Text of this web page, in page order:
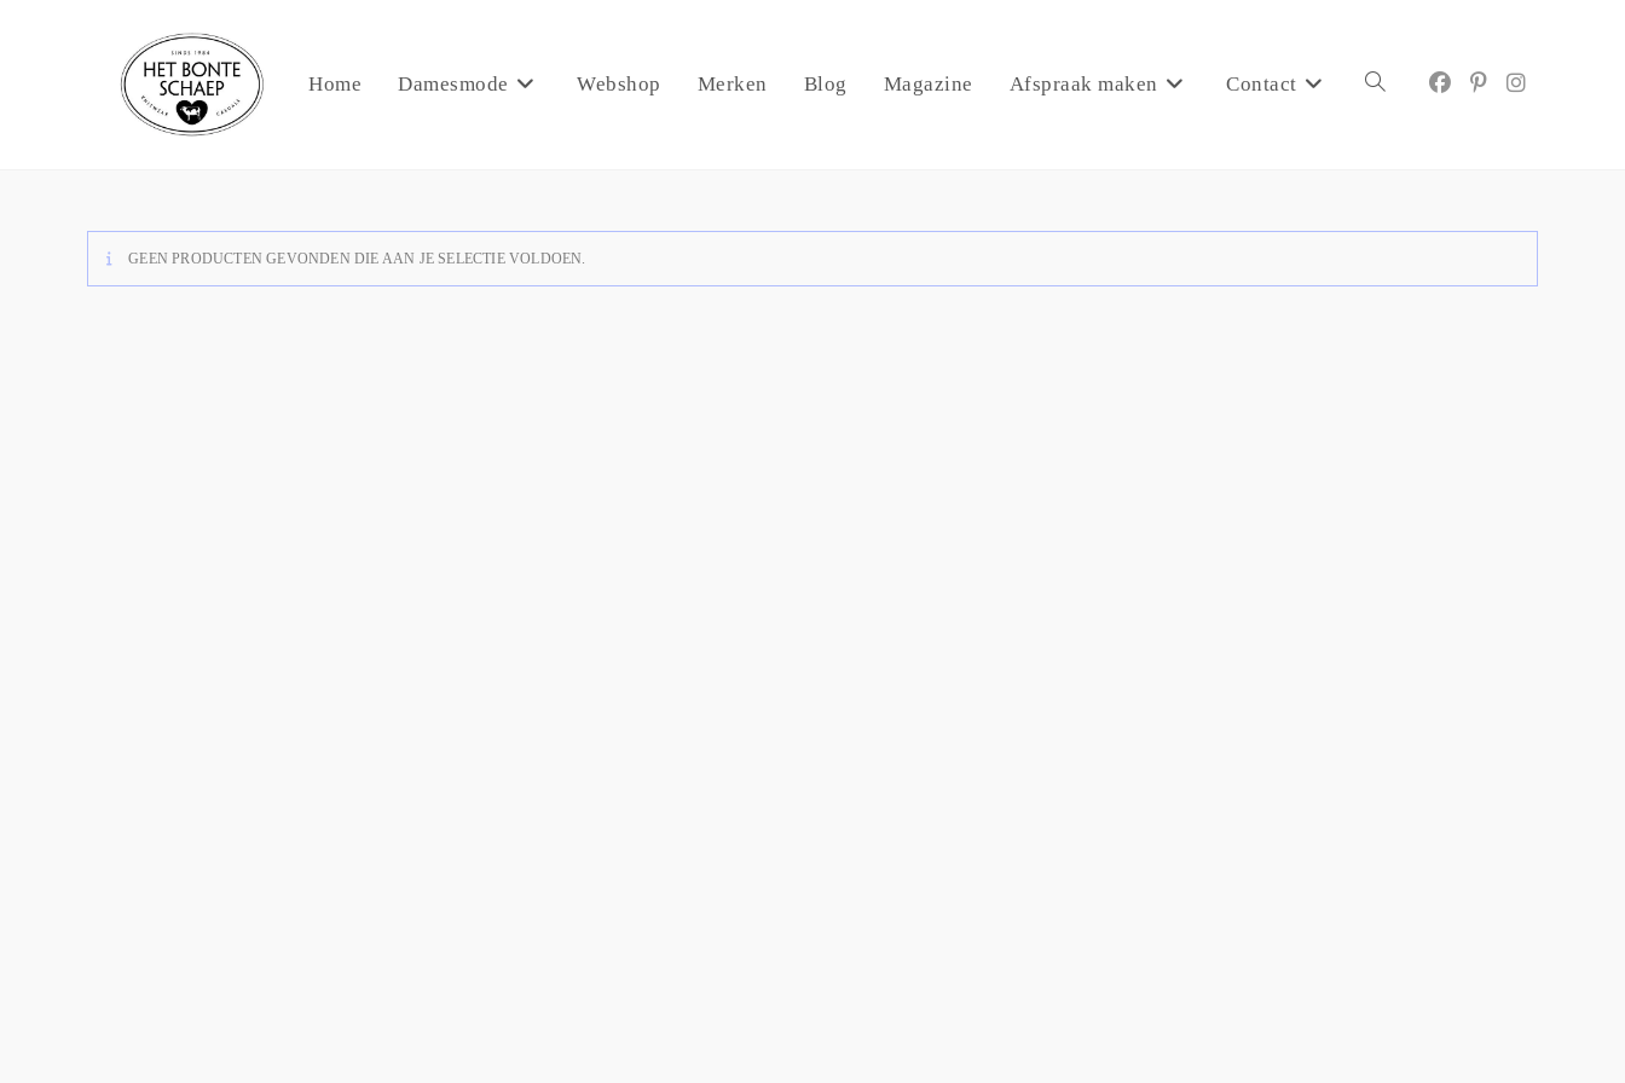
Home Damesmode Webshop Merken Blog Magazine Afspraak maken Contact
GEEN PRODUCTEN GEVONDEN DIE AAN JE SELECTIE VOLDOEN.